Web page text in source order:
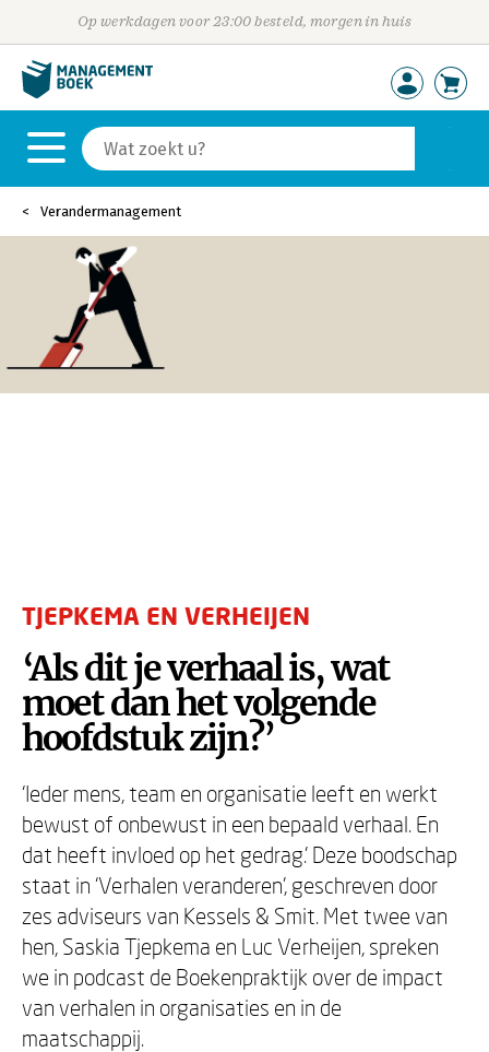
Op werkdagen voor 23:00 besteld, morgen in huis
Verandermanagement
TJEPKEMA EN VERHEIJEN
‘Als dit je verhaal is, wat
moet dan het volgende
hoofdstuk zijn?’
‘Ieder mens, team en organisatie leeft en werkt
bewust of onbewust in een bepaald verhaal. En
dat heeft invloed op het gedrag.’ Deze boodschap
staat in ‘Verhalen veranderen’, geschreven door
zes adviseurs van Kessels & Smit. Met twee van
hen, Saskia Tjepkema en Luc Verheijen, spreken
we in podcast de Boekenpraktijk over de impact
van verhalen in organisaties en in de
maatschappij.